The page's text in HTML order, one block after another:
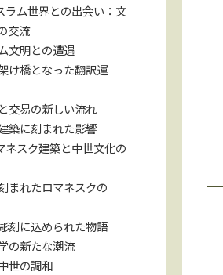
ラム世界との出会い：文
交流
文明との遭遇
け橋となった翻訳運
交易の新しい流れ
築に刻まれた影響
ネスク建築と中世文化の
まれたロマネスクの
刻に込められた物語
の新たな潮流
世の調和